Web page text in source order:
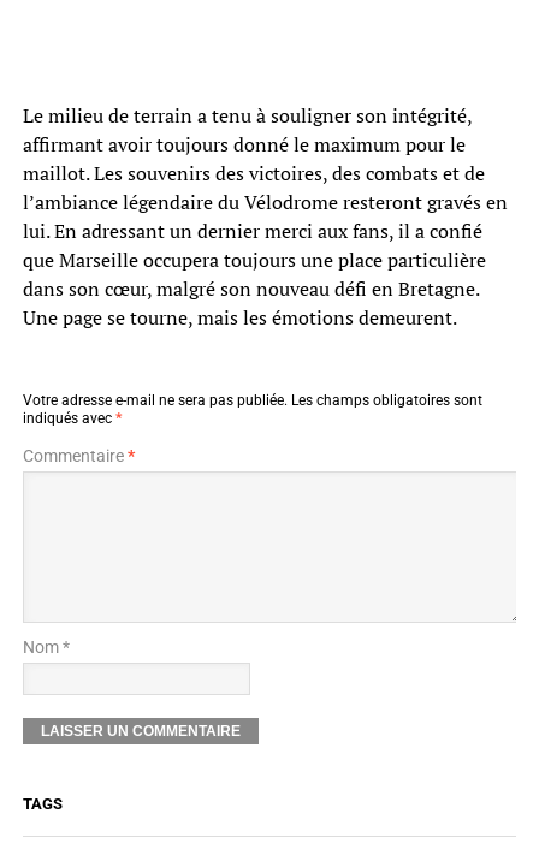
Le milieu de terrain a tenu à souligner son intégrité,
affirmant avoir toujours donné le maximum pour le
maillot. Les souvenirs des victoires, des combats et de
l’ambiance légendaire du Vélodrome resteront gravés en
lui. En adressant un dernier merci aux fans, il a confié
que Marseille occupera toujours une place particulière
dans son cœur, malgré son nouveau défi en Bretagne.
Une page se tourne, mais les émotions demeurent.
Votre adresse e-mail ne sera pas publiée. Les champs obligatoires sont
indiqués avec *
Commentaire*
Nom *
TAGS